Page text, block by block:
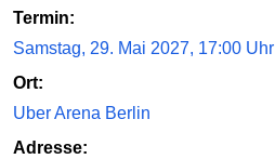
Termin:
Samstag, 29. Mai 2027, 17:00 Uhr
Ort:
Uber Arena Berlin
Adresse: